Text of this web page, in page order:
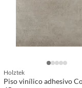
Holztek
Piso vinílico adhesivo